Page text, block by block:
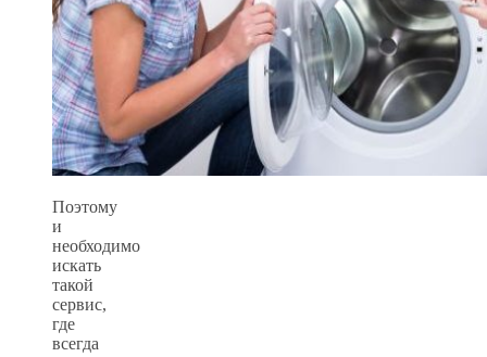
Поэтому
и
необходимо
искать
такой
сервис,
где
всегда